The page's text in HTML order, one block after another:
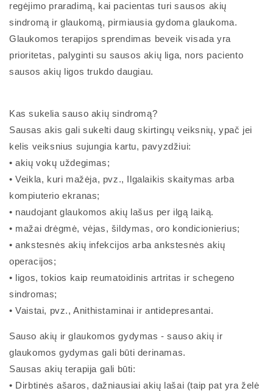
regėjimo praradimą, kai pacientas turi sausos akių
sindromą ir glaukomą, pirmiausia gydoma glaukoma.
Glaukomos terapijos sprendimas beveik visada yra
prioritetas, palyginti su sausos akių liga, nors paciento
sausos akių ligos trukdo daugiau.
Kas sukelia sauso akių sindromą?
Sausas akis gali sukelti daug skirtingų veiksnių, ypač jei
kelis veiksnius sujungia kartu, pavyzdžiui:
• akių vokų uždegimas;
• Veikla, kuri mažėja, pvz., Ilgalaikis skaitymas arba
kompiuterio ekranas;
• naudojant glaukomos akių lašus per ilgą laiką.
• mažai drėgmė, vėjas, šildymas, oro kondicionierius;
• ankstesnės akių infekcijos arba ankstesnės akių
operacijos;
• ligos, tokios kaip reumatoidinis artritas ir schegeno
sindromas;
• Vaistai, pvz., Anithistaminai ir antidepresantai.
Sauso akių ir glaukomos gydymas - sauso akių ir
glaukomos gydymas gali būti derinamas.
Sausas akių terapija gali būti:
• Dirbtinės ašaros, dažniausiai akių lašai (taip pat yra želė